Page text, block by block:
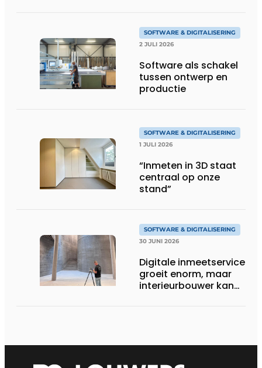
SOFTWARE & DIGITALISERING
2 JULI 2026
Software als schakel
tussen ontwerp en
productie
SOFTWARE & DIGITALISERING
1 JULI 2026
“Inmeten in 3D staat
centraal op onze
stand”
SOFTWARE & DIGITALISERING
30 JUNI 2026
Digitale inmeetservice
groeit enorm, maar
interieurbouwer kan